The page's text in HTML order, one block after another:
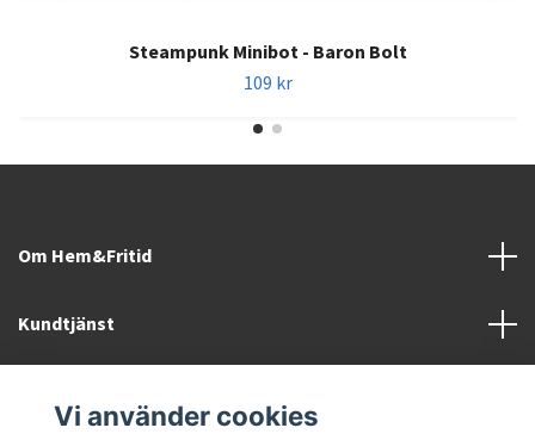
Steampunk Minibot - Baron Bolt
109 kr
Om Hem&Fritid
Kundtjänst
Vi använder cookies